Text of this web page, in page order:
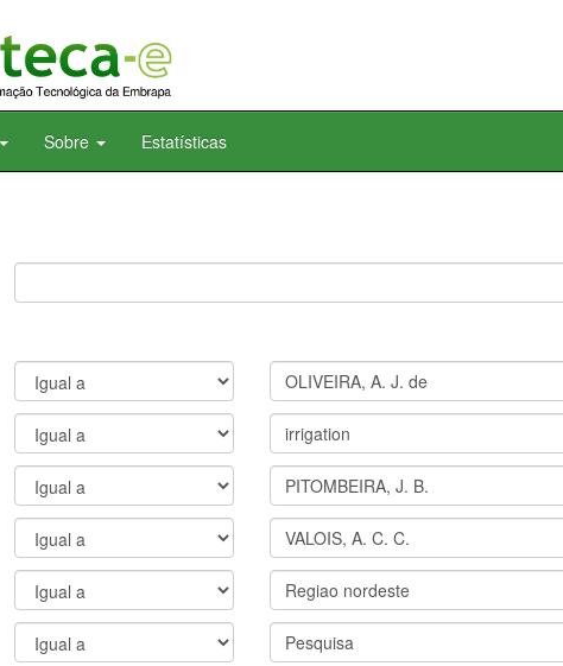
Sobre Estatísticas